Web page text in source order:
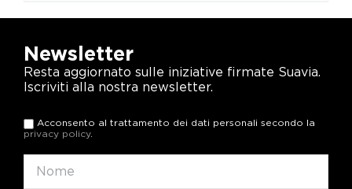
Newsletter
Resta aggiornato sulle iniziative firmate Suavia.
Iscriviti alla nostra newsletter.
Acconsento al trattamento dei dati personali secondo la
privacy policy.